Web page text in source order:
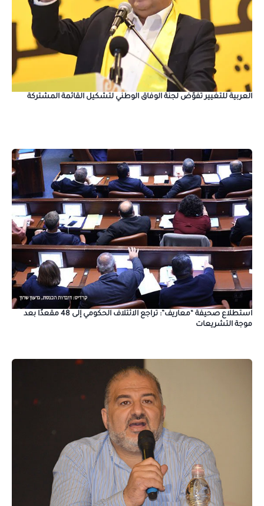
العربية للتغيير تفوّض لجنة الوفاق الوطني لتشكيل القائمة المشتركة
استطلاع صحيفة “معاريف”: تراجع الائتلاف الحكومي إلى 48 مقعدًا بعد
موجة التشريعات